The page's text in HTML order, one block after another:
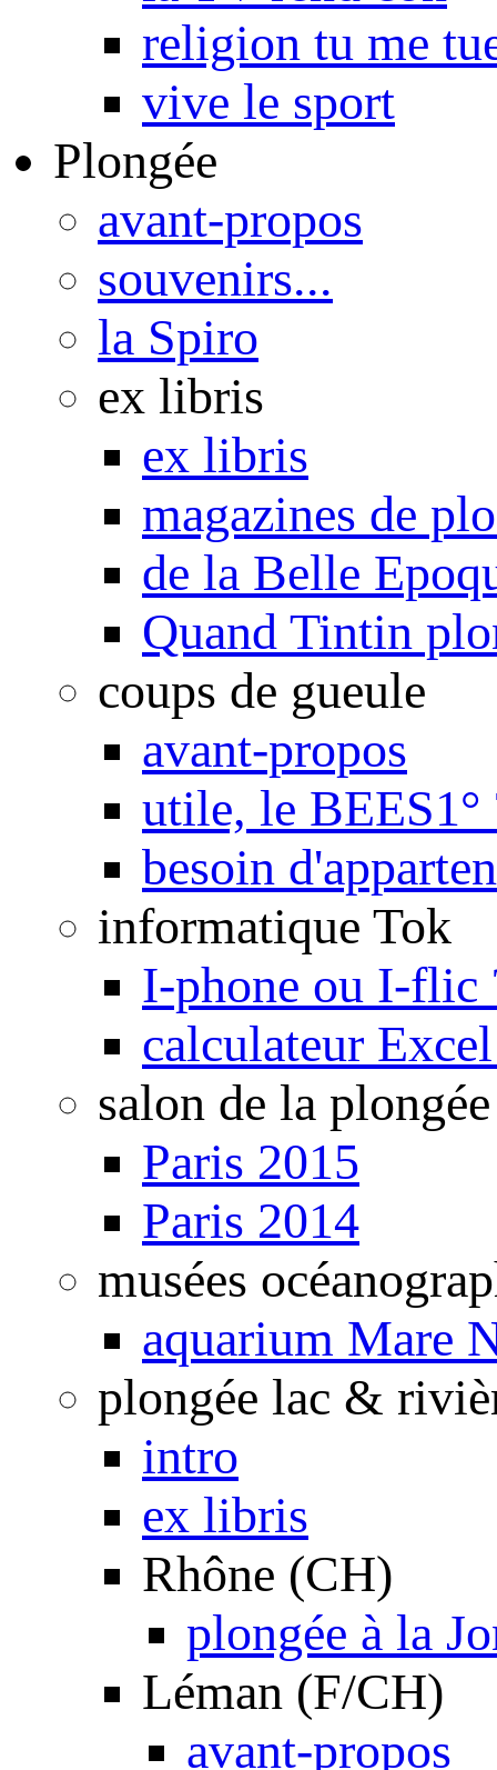
religion tu me
vive le sport
Plongée
avant-propos
souvenirs...
la Spiro
ex libris
ex libris
magazines de
de la Belle
Quand Tintin
coups de gueule
avant-propos
utile, le BEES1°
besoin
informatique Tok
I-phone ou I-flic
calculateur
salon de la plongée
Paris 2015
Paris 2014
musées
aquarium Mare
plongée lac &
intro
ex libris
Rhône (CH)
plongée à la
Léman (F/CH)
avant-propos